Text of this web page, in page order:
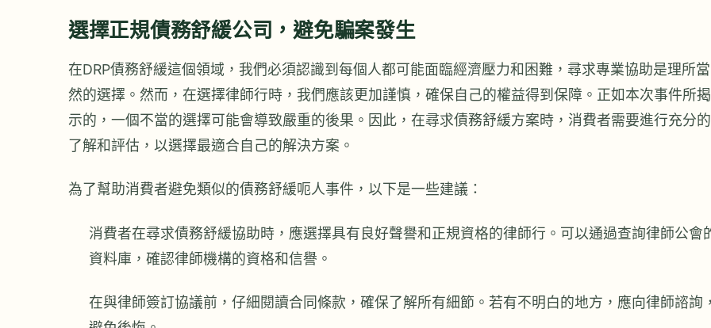
選擇正規債務舒緩公司，避免騙案發生
在DRP債務舒緩這個領域，我們必須認識到每個人都可能面臨經濟壓力和困難，尋求專業協助是理所當
然的選擇。然而，在選擇律師行時，我們應該更加謹慎，確保自己的權益得到保障。正如本次事件所揭
示的，一個不當的選擇可能會導致嚴重的後果。因此，在尋求債務舒緩方案時，消費者需要進行充分的
了解和評估，以選擇最適合自己的解決方案。
為了幫助消費者避免類似的債務舒緩呃人事件，以下是一些建議：
消費者在尋求債務舒緩協助時，應選擇具有良好聲譽和正規資格的律師行。可以通過查詢律師公會
資料庫，確認律師機構的資格和信譽。
在與律師簽訂協議前，仔細閱讀合同條款，確保了解所有細節。若有不明白的地方，應向律師諮詢